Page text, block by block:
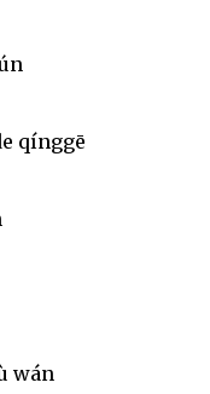
qínggē
wán